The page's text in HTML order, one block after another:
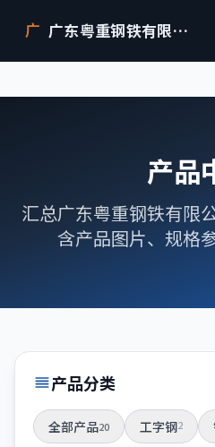
广 广东粤重钢铁有限公司
产品
汇总广东粤重钢铁有限
含产品图片、规格
产品分类
全部产品20 工字钢2